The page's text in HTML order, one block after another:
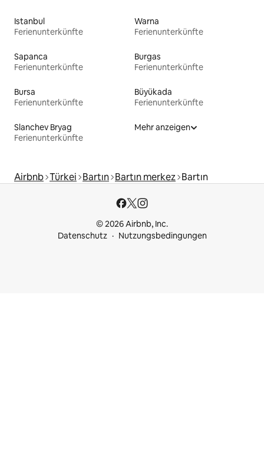
Istanbul
Ferienunterkünfte
Warna
Ferienunterkünfte
Sapanca
Ferienunterkünfte
Burgas
Ferienunterkünfte
Bursa
Ferienunterkünfte
Büyükada
Ferienunterkünfte
Slanchev Bryag
Ferienunterkünfte
Mehr anzeigen
Airbnb Türkei Bartın Bartın merkez Bartın
© 2026 Airbnb, Inc.
Datenschutz
Nutzungsbedingungen